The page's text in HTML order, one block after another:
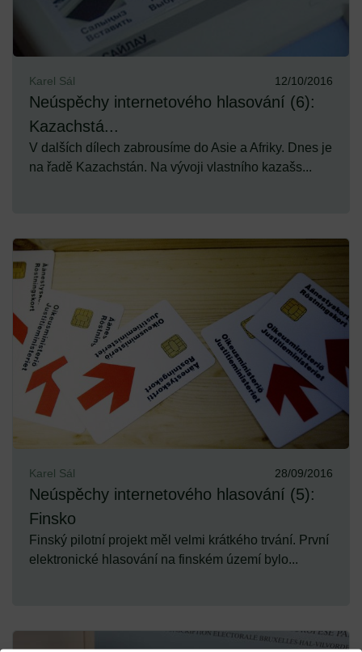
Karel Sál 12/10/2016
Neúspěchy internetového hlasování (6):
Kazachstá...
V dalších dílech zabrousíme do Asie a Afriky. Dnes je
na řadě Kazachstán. Na vývoji vlastního kazašs...
Karel Sál 28/09/2016
Neúspěchy internetového hlasování (5):
Finsko
Finský pilotní projekt měl velmi krátkého trvání. První
elektronické hlasování na finském území bylo...